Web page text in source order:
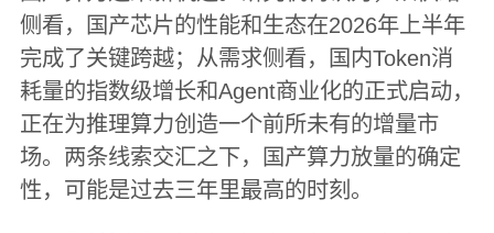
侧看，国产芯片的性能和生态在2026年上半年
完成了关键跨越；从需求侧看，国内Token消
耗量的指数级增长和Agent商业化的正式启动，
正在为推理算力创造一个前所未有的增量市
场。两条线索交汇之下，国产算力放量的确定
性，可能是过去三年里最高的时刻。